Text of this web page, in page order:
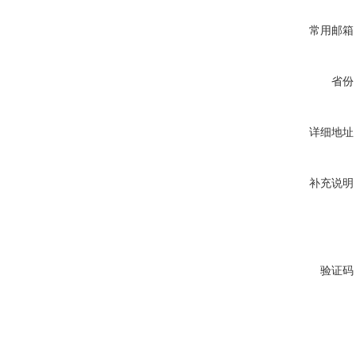
常用邮箱
省份
详细地址
补充说明
验证码